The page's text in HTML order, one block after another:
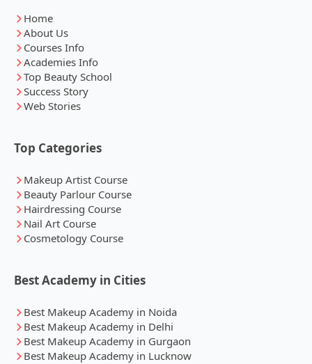
Home
About Us
Courses Info
Academies Info
Top Beauty School
Success Story
Web Stories
Top Categories
Makeup Artist Course
Beauty Parlour Course
Hairdressing Course
Nail Art Course
Cosmetology Course
Best Academy in Cities
Best Makeup Academy in Noida
Best Makeup Academy in Delhi
Best Makeup Academy in Gurgaon
Best Makeup Academy in Lucknow